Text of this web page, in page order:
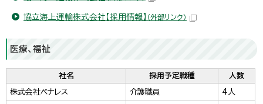
協立海上運輸株式会社【採用情報】 （外部リンク）
医療、福祉
社名 採用予定職種 人数
株式会社ベナレス 介護職員 4人